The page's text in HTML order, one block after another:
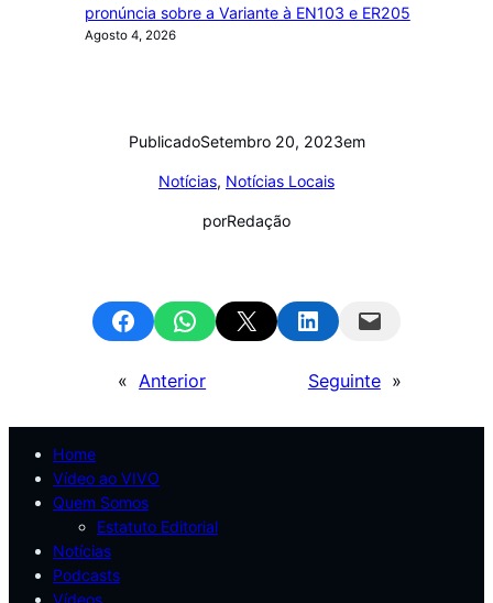
pronúncia sobre a Variante à EN103 e ER205
Agosto 4, 2026
PublicadoSetembro 20, 2023em
Notícias, Notícias Locais
porRedação
Share on FacebookShare on WhatsApp
Email this Page Share on LinkedInEmail this Page
« Anterior Seguinte »
Home
Vídeo ao VIVO
Quem Somos
Estatuto Editorial
Notícias
Podcasts
Vídeos